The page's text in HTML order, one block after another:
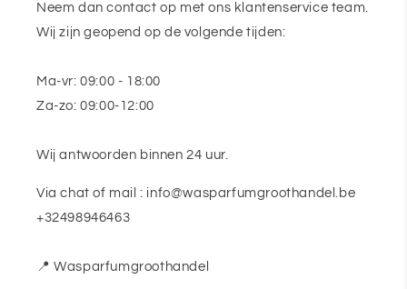
Neem dan contact op met ons klantenservice team.
Wij zijn geopend op de volgende tijden:
Ma-vr: 09:00 - 18:00
Za-zo: 09:00-12:00
Wij antwoorden binnen 24 uur.
Via chat of mail : info@wasparfumgroothandel.be
+32498946463
📍 Wasparfumgroothandel